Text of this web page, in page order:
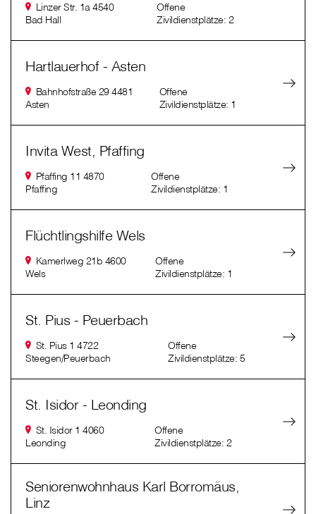
Linzer Str. 1a 4540
Bad Hall
Offene
Zivildienstplätze: 2
Hartlauerhof - Asten
Bahnhofstraße 29 4481
Asten
Offene
Zivildienstplätze: 1
Invita West, Pfaffing
Pfaffing 11 4870
Pfaffing
Offene
Zivildienstplätze: 1
Flüchtlingshilfe Wels
Kamerlweg 21b 4600
Wels
Offene
Zivildienstplätze: 1
St. Pius - Peuerbach
St. Pius 1 4722
Steegen/Peuerbach
Offene
Zivildienstplätze: 5
St. Isidor - Leonding
St. Isidor 1 4060
Leonding
Offene
Zivildienstplätze: 2
Seniorenwohnhaus Karl Borromäus,
Linz